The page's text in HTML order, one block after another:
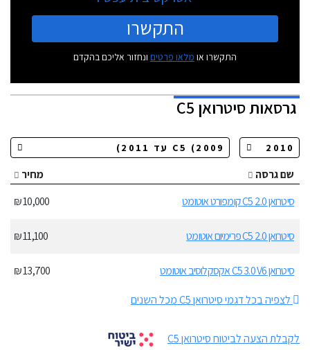
התקשרו
התקשרו או מלאו פרטים ונחזור אליכם בהקדם
גרסאותסיטרואן C5
שם גרסה
מחיר
סיטרואן C5 2.0 קומפורט אוטומט
10,000 ₪
סיטרואן C5 2.0 פרימיום אוטומט 11,100 ₪
סיטרואן C5 3.0 V6 אקסקלוסיב אוטומט
13,700 ₪
לצפיה בכל דגמי סיטרואן C5 מכל השנים
לקבלת הצעה לביטוח סיטרואן C5